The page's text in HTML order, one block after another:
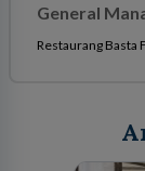
General
Restaurang Basta